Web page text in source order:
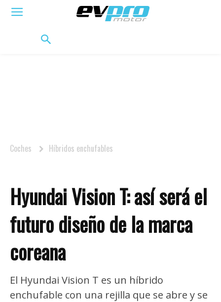
Coches Híbridos enchufables
Hyundai Vision T: así será el
futuro diseño de la marca
coreana
El Hyundai Vision T es un híbrido
enchufable con una rejilla que se abre y se